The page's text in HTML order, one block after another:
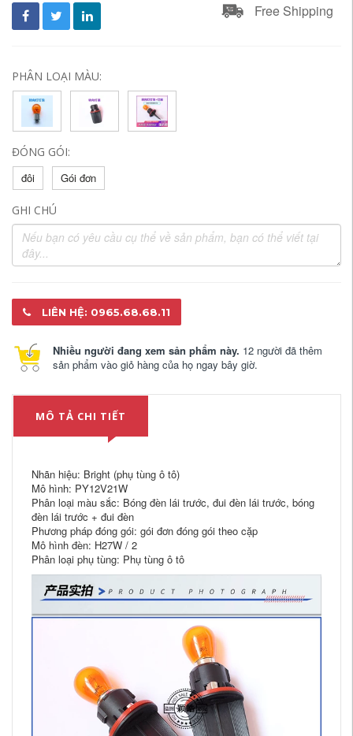
Free Shipping
PHÂN LOẠI MÀU:
ĐÓNG GÓI:
đôi
Gói đơn
GHI CHÚ
LIÊN HỆ: 0965.68.68.11
Nhiều người đang xem sản phẩm này. 12 người đã thêm
sản phẩm vào giỏ hàng của họ ngay bây giờ.
MÔ TẢ CHI TIẾT
Nhãn hiệu: Bright (phụ tùng ô tô)
Mô hình: PY12V21W
Phân loại màu sắc: Bóng đèn lái trước, đui đèn lái trước, bóng
đèn lái trước + đui đèn
Phương pháp đóng gói: gói đơn đóng gói theo cặp
Mô hình đèn: H27W / 2
Phân loại phụ tùng: Phụ tùng ô tô